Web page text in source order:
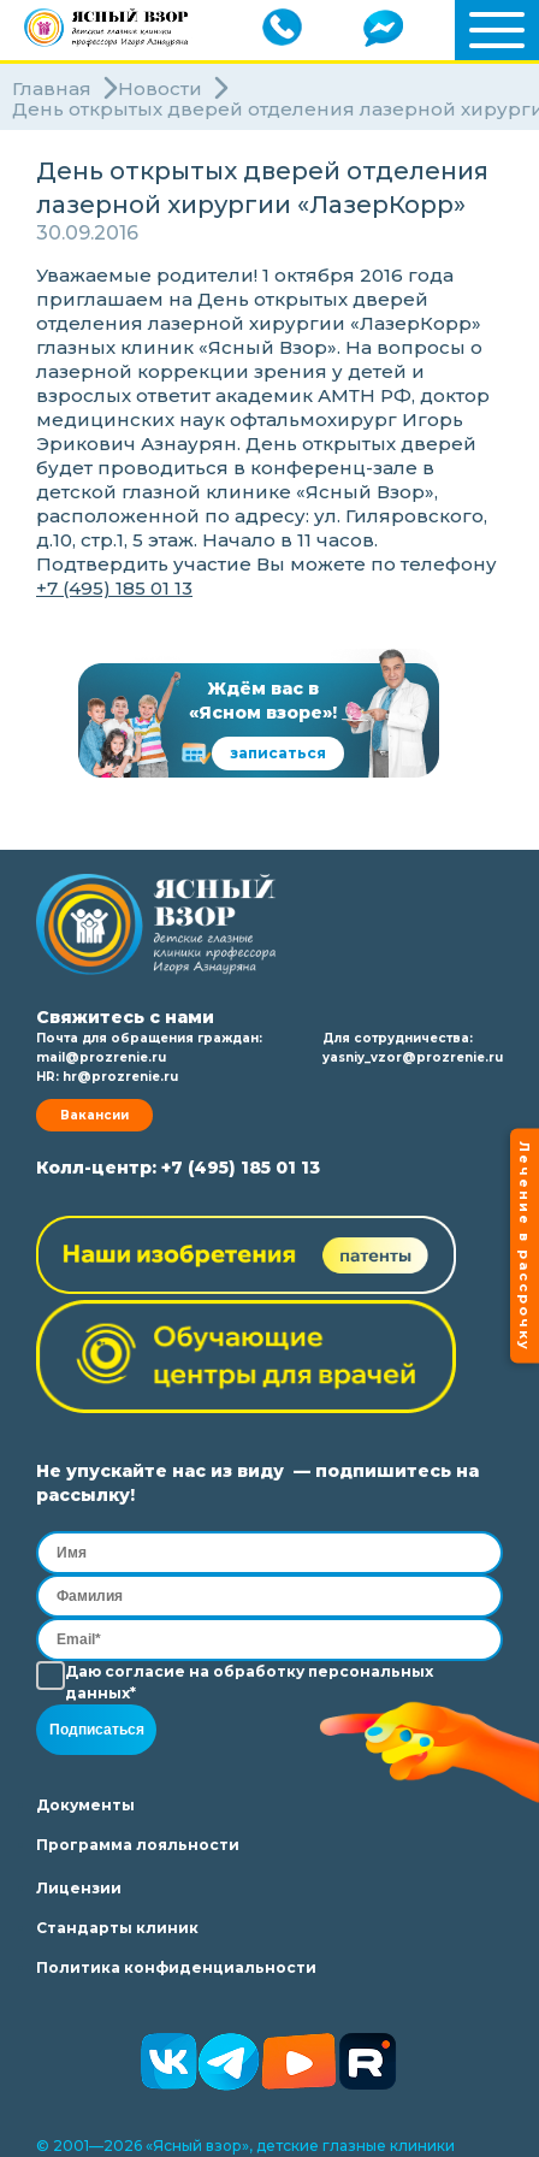
Главная
Новости
День открытых дверей отделения лазерной
День открытых дверей отделения
лазерной хирургии «ЛазерКорр»
30.09.2016
Уважаемые родители! 1 октября 2016 года
приглашаем на День открытых дверей
отделения лазерной хирургии «ЛазерКорр»
глазных клиник «Ясный Взор». На вопросы о
лазерной коррекции зрения у детей и
взрослых ответит академик АМТН РФ, доктор
медицинских наук офтальмохирург Игорь
Эрикович Азнаурян. День открытых дверей
будет проводиться в конференц-зале в
детской глазной клинике «Ясный Взор»,
расположенной по адресу: ул. Гиляровского,
д.10, стр.1, 5 этаж. Начало в 11 часов.
Подтвердить участие Вы можете по телефону
+7 (495) 185 01 13
Ждём вас в
«Ясном взоре»!
записаться
Свяжитесь с нами
Почта для обращения граждан:
mail@prozrenie.ru
HR: hr@prozrenie.ru
Вакансии
Для сотрудничества:
yasniy_vzor@prozrenie.ru
Колл-центр: +7 (495) 185 01 13
Не упускайте нас из виду — подпишитесь на
рассылку!
Даю согласие на обработкуперсональных
данных*
Подписаться
Документы
Программа лояльности
Лицензии
Стандарты клиник
Политика конфиденциальности
© 2001—2026 «Ясный взор», детские глазные клиники
Лечение в рассрочку